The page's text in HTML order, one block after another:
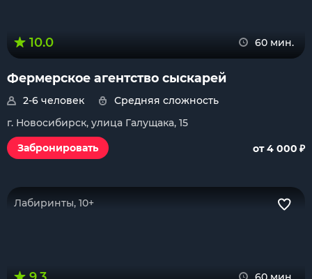
10.0 60 мин.
Фермерское агентство сыскарей
2-6 человек
Средняя сложность
г. Новосибирск, улица Галущака, 15
Забронировать
от 4 000 ₽
Лабиринты, 10+